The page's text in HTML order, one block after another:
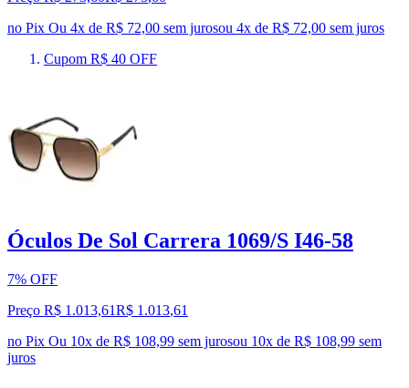
no Pix Ou 4x de R$ 72,00 sem jurosou 4x de R$ 72,00 sem juros
Cupom R$ 40 OFF
Óculos De Sol Carrera 1069/S I46-58
7% OFF
Preço R$ 1.013,61R$ 1.013,61
no Pix Ou 10x de R$ 108,99 sem jurosou 10x de R$ 108,99 sem
juros